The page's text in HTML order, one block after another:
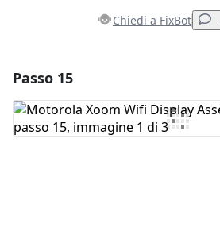
Chiedi a FixBot
Aggiungi Commento
Passo 15